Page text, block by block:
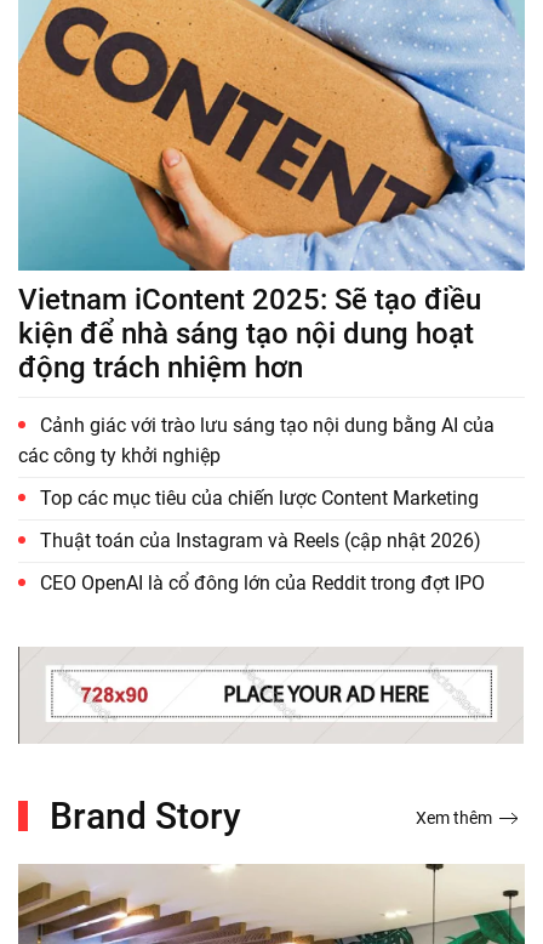
Vietnam iContent 2025: Sẽ tạo điều
kiện để nhà sáng tạo nội dung hoạt
động trách nhiệm hơn
Cảnh giác với trào lưu sáng tạo nội dung bằng AI của
các công ty khởi nghiệp
Top các mục tiêu của chiến lược Content Marketing
Thuật toán của Instagram và Reels (cập nhật 2026)
CEO OpenAI là cổ đông lớn của Reddit trong đợt IPO
Brand Story Xem thêm